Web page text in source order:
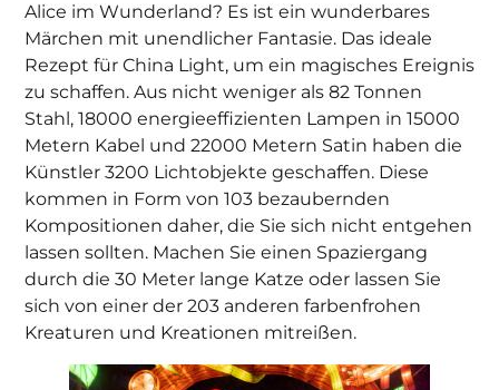
Alice im Wunderland? Es ist ein wunderbares
Märchen mit unendlicher Fantasie. Das ideale
Rezept für China Light, um ein magisches Ereignis
zu schaffen. Aus nicht weniger als 82 Tonnen
Stahl, 18000 energieeffizienten Lampen in 15000
Metern Kabel und 22000 Metern Satin haben die
Künstler 3200 Lichtobjekte geschaffen. Diese
kommen in Form von 103 bezaubernden
Kompositionen daher, die Sie sich nicht entgehen
lassen sollten. Machen Sie einen Spaziergang
durch die 30 Meter lange Katze oder lassen Sie
sich von einer der 203 anderen farbenfrohen
Kreaturen und Kreationen mitreißen.